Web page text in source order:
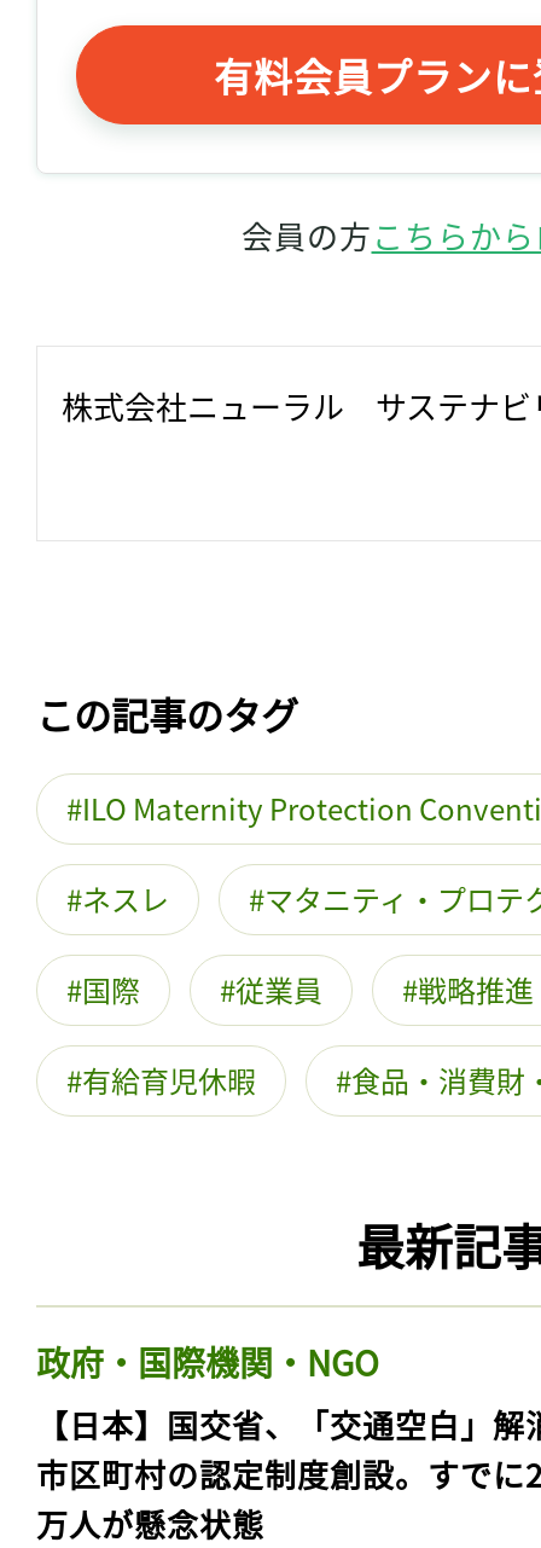
有料会員プラン
会員の方こちらか
株式会社ニューラル　サステナ
この記事のタグ
ILO Maternity Protection
ネスレ マタニティ・プロテ
国際 従業員 戦略推
有給育児休暇 食品・消費財
最新記
政府・国際機関・NGO
【日本】国交省、「交通空白」解
市区町村の認定制度創設。すでに
万人が懸念状態